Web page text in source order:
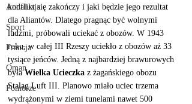
Andaluzja
Sport
Francja
Oman
Pomorze
konflikt się zakończy i jaki będzie jego rezultat
dla Aliantów. Dlatego pragnąc być wolnymi
ludźmi, próbowali uciekać z obozów. W 1943
roku, w całej III Rzeszy uciekło z obozów aż 33
tysiące jeńców. Jedną z najbardziej brawurowych
była Wielka Ucieczka z żagańskiego obozu
Stalag Luft III. Planowo miało uciec trzema
wydrążonymi w ziemi tunelami nawet 500